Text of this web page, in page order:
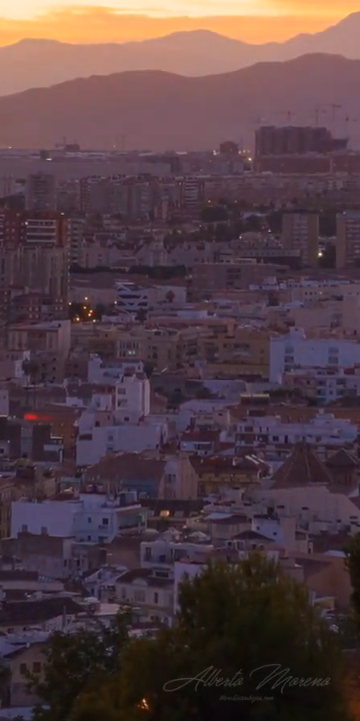
正在加载。。。
你好